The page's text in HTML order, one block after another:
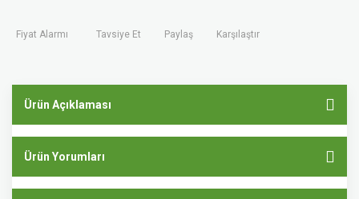
Fiyat Alarmı Tavsiye Et Paylaş Karşılaştır
Ürün Açıklaması
Ürün Yorumları